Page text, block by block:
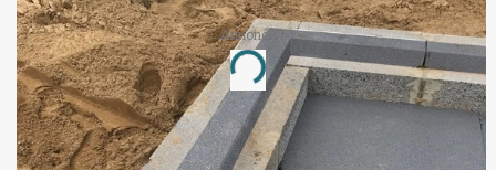
Annonce
Loading...